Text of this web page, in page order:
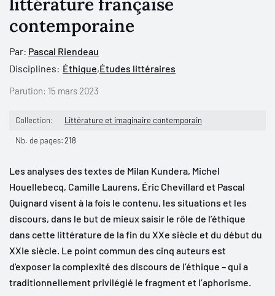
contemporaine
Par: Pascal Riendeau
Disciplines: Éthique,Études littéraires
Parution: 15 mars 2023
Collection: Littérature et imaginaire contemporain
Nb. de pages:218
Les analyses des textes de Milan Kundera, Michel
Houellebecq, Camille Laurens, Éric Chevillard et Pascal
Quignard visent à la fois le contenu, les situations et les
discours, dans le but de mieux saisir le rôle de l’éthique
dans cette littérature de la fin du XXe siècle et du début du
XXIe siècle. Le point commun des cinq auteurs est
d'exposer la complexité des discours de l’éthique – qui a
traditionnellement privilégié le fragment et l’aphorisme.